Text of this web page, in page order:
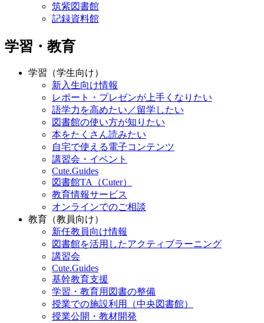
筑紫図書館
記録資料館
学習・教育
学習（学生向け）
新入生向け情報
レポート・プレゼンが上手くなりたい
語学力を高めたい／留学したい
図書館の使い方が知りたい
本をたくさん読みたい
自宅で使える電子コンテンツ
講習会・イベント
Cute.Guides
図書館TA（Cuter）
教育情報サービス
オンラインでのご相談
教育（教員向け）
新任教員向け情報
図書館を活用したアクティブラーニング
講習会
Cute.Guides
基幹教育支援
学習・教育用図書の整備
授業での施設利用（中央図書館）
授業公開・教材開発